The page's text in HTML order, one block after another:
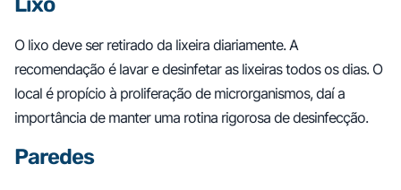
O lixo deve ser retirado da lixeira diariamente. A
recomendação é lavar e desinfetar as lixeiras todos os dias. O
local é propício à proliferação de microrganismos, daí a
importância de manter uma rotina rigorosa de desinfecção.
Paredes